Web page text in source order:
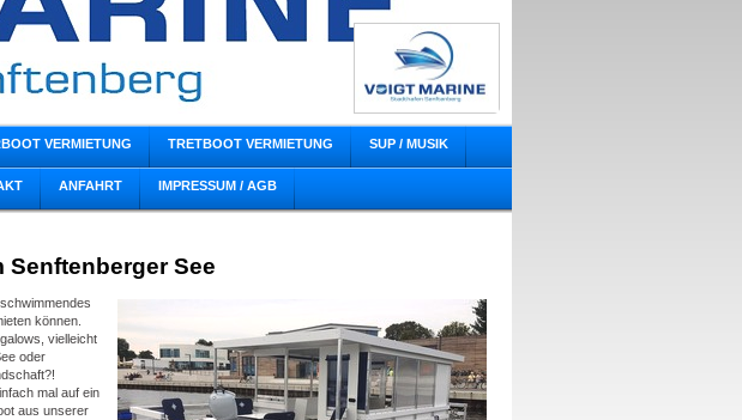
VERMIETUNG TRETBOOT VERMIETUNG SUP / MUSIK
ANFAHRT IMPRESSUM / AGB
See
können.
vielleicht
oder
mal auf ein
aus unserer